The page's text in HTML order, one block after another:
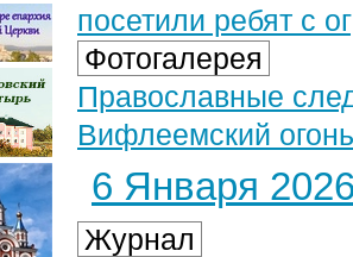
посетили ребят с
Фотогалерея
Православные
Вифлеемский
6 Января 2026
Журнал